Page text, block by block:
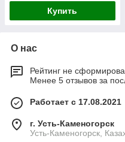
Купить
О нас
Рейтинг не
Менее 5 отзывов за
Работает с 17.08.2021
г. Усть-Каменогорск
Усть-Каменогорск,